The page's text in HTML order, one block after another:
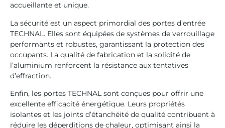
accueillante et unique.
La sécurité est un aspect primordial des portes d’entrée
TECHNAL. Elles sont équipées de systèmes de verrouillage
performants et robustes, garantissant la protection des
occupants. La qualité de fabrication et la solidité de
l’aluminium renforcent la résistance aux tentatives
d’effraction.
Enfin, les portes TECHNAL sont conçues pour offrir une
excellente efficacité énergétique. Leurs propriétés
isolantes et les joints d’étanchéité de qualité contribuent à
réduire les déperditions de chaleur, optimisant ainsi la